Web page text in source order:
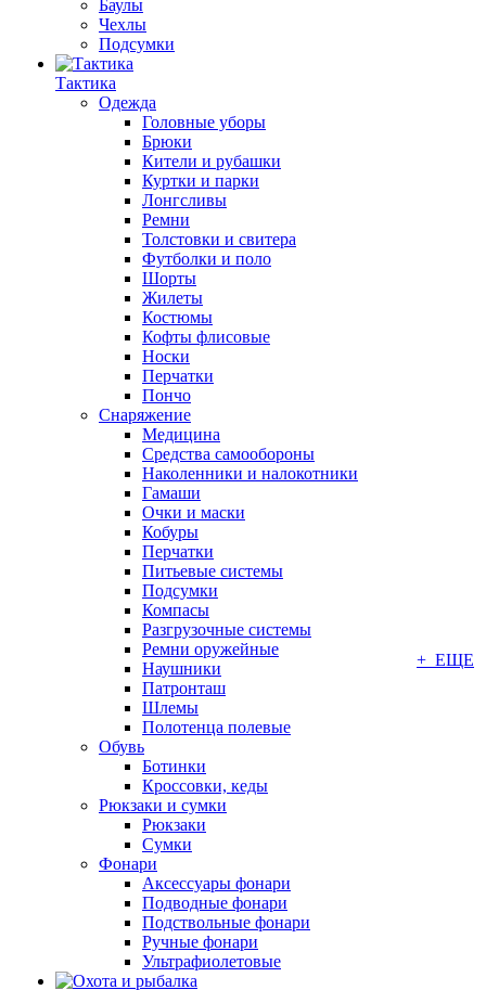
Баулы
Чехлы
Подсумки
Тактика
Одежда
Головные уборы
Брюки
Кители и рубашки
Куртки и парки
Лонгсливы
Ремни
Толстовки и свитера
Футболки и поло
Шорты
Жилеты
Костюмы
Кофты флисовые
Носки
Перчатки
Пончо
Снаряжение
Медицина
Средства самообороны
Наколенники и налокотники
Гамаши
Очки и маски
Кобуры
Перчатки
Питьевые системы
Подсумки
Компасы
Разгрузочные системы
Ремни оружейные
Наушники
Патронташ
Шлемы
Полотенца полевые
Обувь
Ботинки
Кроссовки, кеды
Рюкзаки и сумки
Рюкзаки
Сумки
Фонари
Аксессуары фонари
Подводные фонари
Подствольные фонари
Ручные фонари
Ультрафиолетовые
+ ЕЩЕ